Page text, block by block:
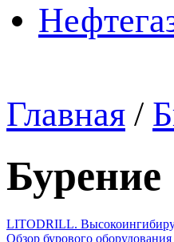
Главная /
Бурение
LITODRILL.
Обзор бурового оборудования